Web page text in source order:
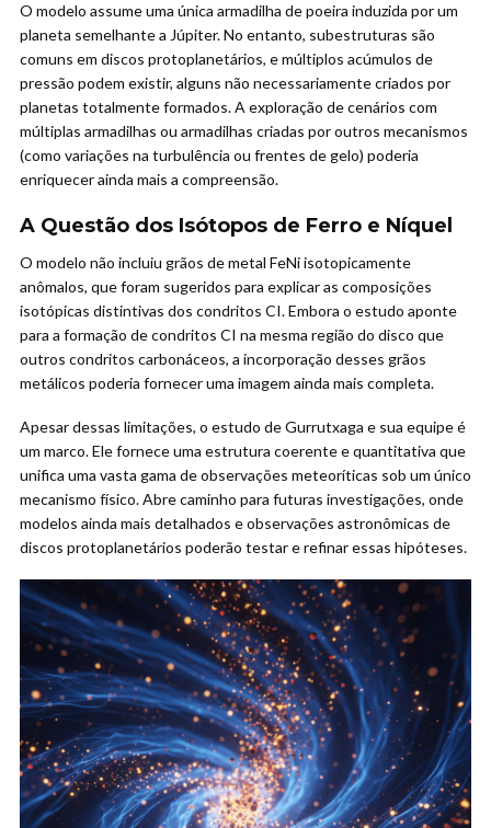
O modelo assume uma única armadilha de poeira induzida por um
planeta semelhante a Júpiter. No entanto, subestruturas são
comuns em discos protoplanetários, e múltiplos acúmulos de
pressão podem existir, alguns não necessariamente criados por
planetas totalmente formados. A exploração de cenários com
múltiplas armadilhas ou armadilhas criadas por outros mecanismos
(como variações na turbulência ou frentes de gelo) poderia
enriquecer ainda mais a compreensão.
A Questão dos Isótopos de Ferro e Níquel
O modelo não incluiu grãos de metal FeNi isotopicamente
anômalos, que foram sugeridos para explicar as composições
isotópicas distintivas dos condritos CI. Embora o estudo aponte
para a formação de condritos CI na mesma região do disco que
outros condritos carbonáceos, a incorporação desses grãos
metálicos poderia fornecer uma imagem ainda mais completa.
Apesar dessas limitações, o estudo de Gurrutxaga e sua equipe é
um marco. Ele fornece uma estrutura coerente e quantitativa que
unifica uma vasta gama de observações meteoríticas sob um único
mecanismo físico. Abre caminho para futuras investigações, onde
modelos ainda mais detalhados e observações astronômicas de
discos protoplanetários poderão testar e refinar essas hipóteses.